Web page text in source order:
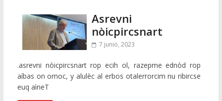
Asrevni
nòicpircsnart
7 junio, 2023
.asrevni nòicpircsnart rop ecih ol, razepme ednòd rop
aíbas on omoc, y alulèc al erbos otalerrorcim nu ribircse
euq aìneT